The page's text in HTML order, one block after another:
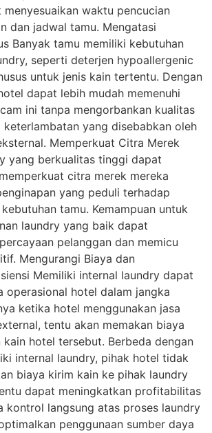
waktu pencucian
dan jadwal tamu. Mengatasi
Banyak tamu memiliki kebutuhan
seperti deterjen hypoallergenic
untuk jenis kain tertentu. Dengan
dapat lebih mudah memenuhi
ini tanpa mengorbankan kualitas
keterlambatan yang disebabkan oleh
Memperkuat Citra Merek
yang berkualitas tinggi dapat
citra merek mereka
yang peduli terhadap
tamu. Kemampuan untuk
laundry yang baik dapat
pelanggan dan memicu
Mengurangi Biaya dan
Memiliki internal laundry dapat
operasional hotel dalam jangka
ketika hotel menggunakan jasa
tentu akan memakan biaya
kain hotel tersebut. Berbeda dengan
internal laundry, pihak hotel tidak
biaya kirim kain ke pihak laundry
dapat meningkatkan profitabilitas
kontrol langsung atas proses laundry
penggunaan sumber daya